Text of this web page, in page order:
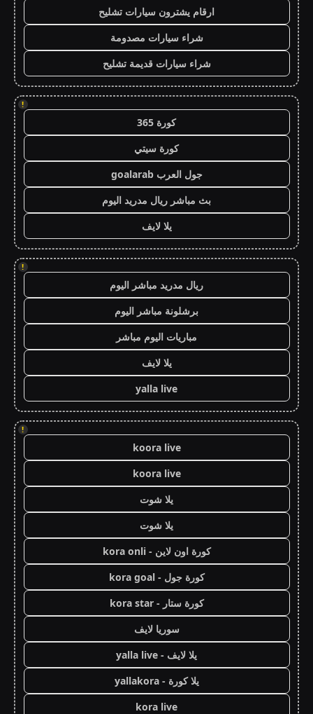
ارقام يشترون سيارات تشليح
شراء سيارات مصدومة
شراء سيارات قديمة تشليح
!
كورة 365
كورة سيتي
جول العرب goalarab
بث مباشر ريال مدريد اليوم
يلا لايف
!
ريال مدريد مباشر اليوم
برشلونة مباشر اليوم
مباريات اليوم مباشر
يلا لايف
yalla live
!
koora live
koora live
يلا شوت
يلا شوت
كورة اون لاين - kora onli
كورة جول - kora goal
كورة ستار - kora star
سوريا لايف
يلا لايف - yalla live
يلا كورة - yallakora
kora live